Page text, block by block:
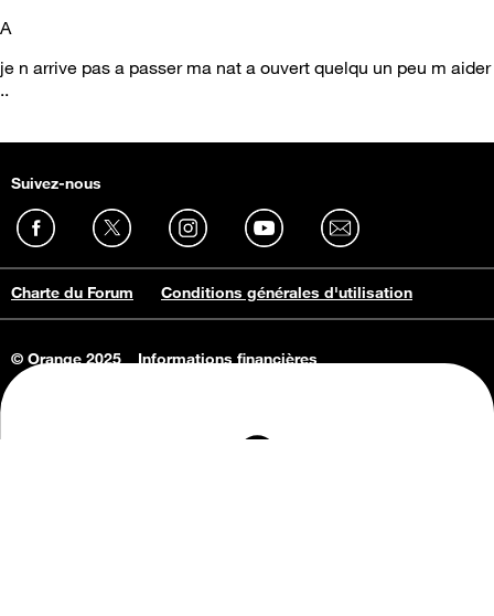
A
je n arrive pas a passer ma nat a ouvert quelqu un peu m aider
..
Suivez-nous
Charte du Forum Conditions générales d'utilisation
© Orange 2025
Informations financières